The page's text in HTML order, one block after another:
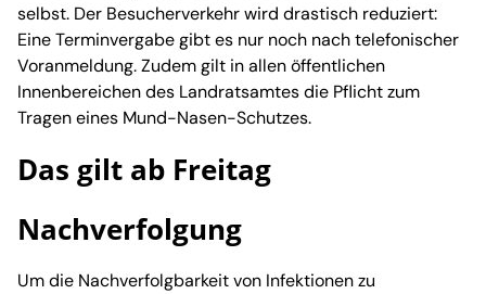
selbst. Der Besucherverkehr wird drastisch reduziert:
Eine Terminvergabe gibt es nur noch nach telefonischer
Voranmeldung. Zudem gilt in allen öffentlichen
Innenbereichen des Landratsamtes die Pflicht zum
Tragen eines Mund-Nasen-Schutzes.
Das gilt ab Freitag
Nachverfolgung
Um die Nachverfolgbarkeit von Infektionen zu